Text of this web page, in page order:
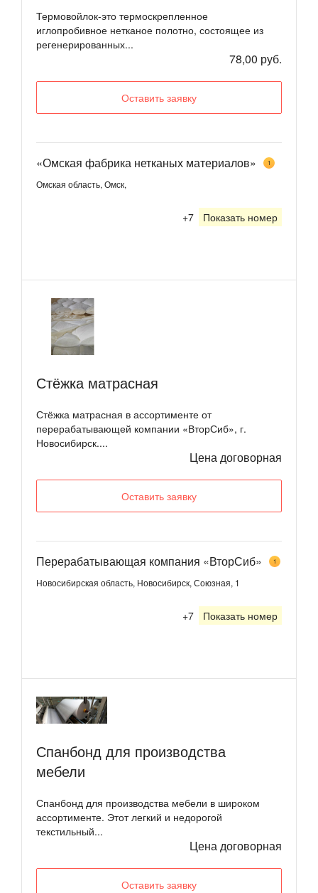
Термовойлок-это термоскрепленное
иглопробивное нетканое полотно, состоящее из
регенерированных...
78,00 руб.
Оставить заявку
«Омская фабрика нетканых материалов» 1
Омская область, Омск,
+7 Показать номер
Стёжка матрасная
Стёжка матрасная в ассортименте от
перерабатывающей компании «ВторСиб», г.
Новосибирск....
Цена договорная
Оставить заявку
Перерабатывающая компания «ВторСиб» 1
Новосибирская область, Новосибирск, Союзная, 1
+7 Показать номер
Спанбонд для производства
мебели
Спанбонд для производства мебели в широком
ассортименте. Этот легкий и недорогой
текстильный...
Цена договорная
Оставить заявку